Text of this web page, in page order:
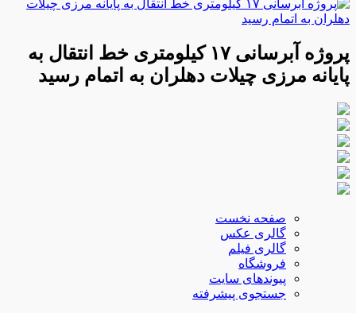
پروژه آبرسانی ۱۷ کیلومتری خط انتقال به
پایانه مرزی چیلات دهلران به اتمام رسید
صفحه نخست
گالری عکس
گالری فیلم
فروشگاه
پیوندهای سایت
جستجوی پیشرفته